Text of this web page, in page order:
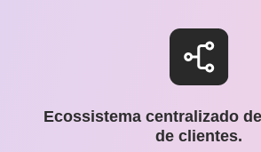
Ecossistema centralizado
de clientes.